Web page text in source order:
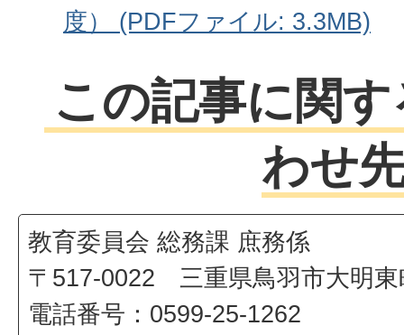
度） (PDFファイル: 3.3MB)
この記事に関
わせ
教育委員会 総務課 庶務係
〒517-0022 三重県鳥羽市大明東
電話番号：0599-25-1262